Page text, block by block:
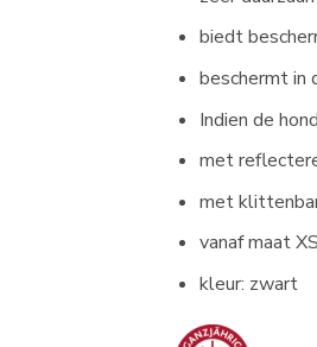
biedt
beschermt in
Indien de
met
met
vanaf maat
kleur: zwart